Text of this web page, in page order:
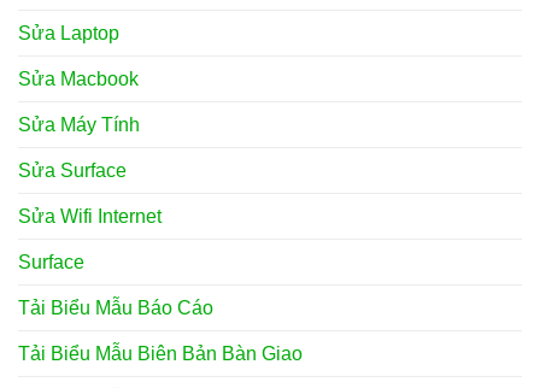
Sửa Laptop
Sửa Macbook
Sửa Máy Tính
Sửa Surface
Sửa Wifi Internet
Surface
Tải Biểu Mẫu Báo Cáo
Tải Biểu Mẫu Biên Bản Bàn Giao